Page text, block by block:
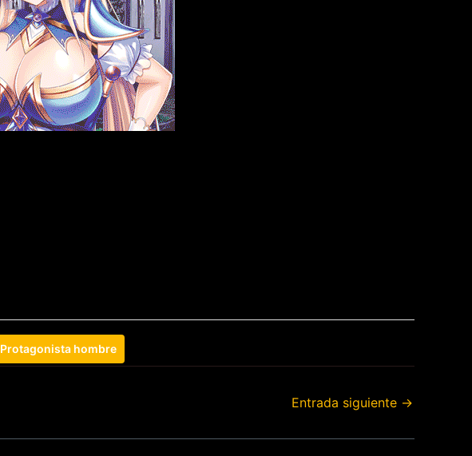
Protagonista hombre
Entrada siguiente →